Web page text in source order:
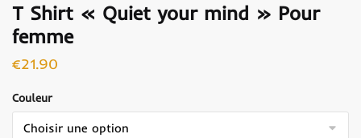
T Shirt « Quiet your mind » Pour
femme
€21.90
Couleur